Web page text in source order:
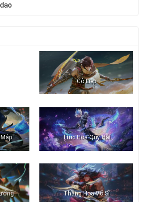
Cô Liệp
Trục Hoa Quy Hải
Thăng Hoa Võ Sĩ